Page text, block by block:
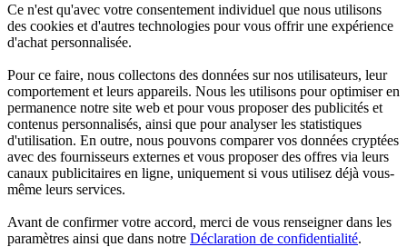
Ce n'est qu'avec votre consentement individuel que nous utilisons
des cookies et d'autres technologies pour vous offrir une expérience
d'achat personnalisée.
Pour ce faire, nous collectons des données sur nos utilisateurs, leur
comportement et leurs appareils. Nous les utilisons pour optimiser en
permanence notre site web et pour vous proposer des publicités et
contenus personnalisés, ainsi que pour analyser les statistiques
d'utilisation. En outre, nous pouvons comparer vos données cryptées
avec des fournisseurs externes et vous proposer des offres via leurs
canaux publicitaires en ligne, uniquement si vous utilisez déjà vous-
même leurs services.
Avant de confirmer votre accord, merci de vous renseigner dans les
paramètres ainsi que dans notre Déclaration de confidentialité.